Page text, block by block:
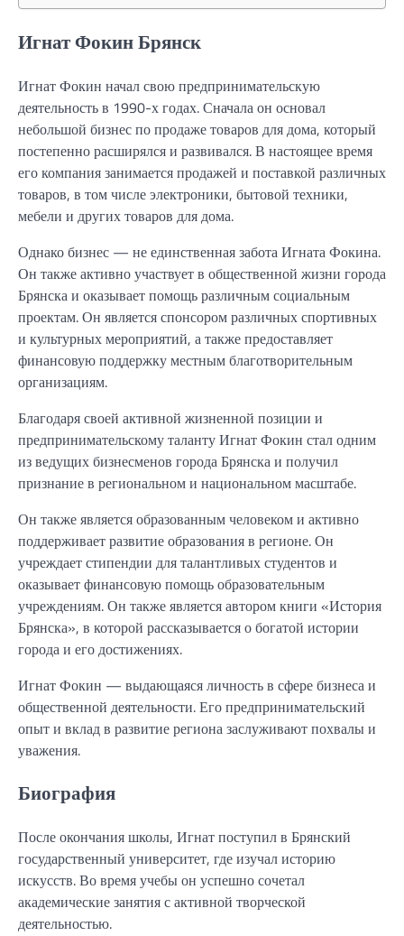
Игнат Фокин Брянск
Игнат Фокин начал свою предпринимательскую
деятельность в 1990-х годах. Сначала он основал
небольшой бизнес по продаже товаров для дома, который
постепенно расширялся и развивался. В настоящее время
его компания занимается продажей и поставкой различных
товаров, в том числе электроники, бытовой техники,
мебели и других товаров для дома.
Однако бизнес — не единственная забота Игната Фокина.
Он также активно участвует в общественной жизни города
Брянска и оказывает помощь различным социальным
проектам. Он является спонсором различных спортивных
и культурных мероприятий, а также предоставляет
финансовую поддержку местным благотворительным
организациям.
Благодаря своей активной жизненной позиции и
предпринимательскому таланту Игнат Фокин стал одним
из ведущих бизнесменов города Брянска и получил
признание в региональном и национальном масштабе.
Он также является образованным человеком и активно
поддерживает развитие образования в регионе. Он
учреждает стипендии для талантливых студентов и
оказывает финансовую помощь образовательным
учреждениям. Он также является автором книги «История
Брянска», в которой рассказывается о богатой истории
города и его достижениях.
Игнат Фокин — выдающаяся личность в сфере бизнеса и
общественной деятельности. Его предпринимательский
опыт и вклад в развитие региона заслуживают похвалы и
уважения.
Биография
После окончания школы, Игнат поступил в Брянский
государственный университет, где изучал историю
искусств. Во время учебы он успешно сочетал
академические занятия с активной творческой
деятельностью.